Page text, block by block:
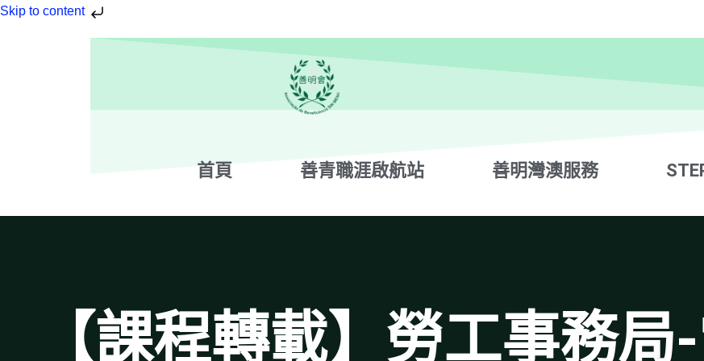
Skip to content
首頁 善青職涯啟航站 善明灣澳服務
【課程轉載】勞工事務